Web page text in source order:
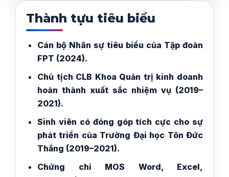
Thành tựu tiêu biểu
Cán bộ Nhân sự tiêu biểu của Tập đoàn
FPT (2024).
Chủ tịch CLB Khoa Quản trị kinh doanh
hoàn thành xuất sắc nhiệm vụ (2019–
2021).
Sinh viên có đóng góp tích cực cho sự
phát triển của Trường Đại học Tôn Đức
Thắng (2019–2021).
Chứng chỉ MOS Word, Excel,